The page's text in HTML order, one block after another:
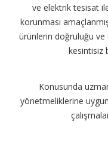
ve elektrik tesisat
korunması
ürünlerin doğruluğu
kesintisiz
Konusunda
yönetmeliklerine